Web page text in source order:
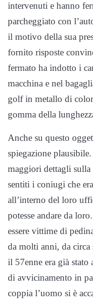
intervenuti e hanno
parcheggiato con
il motivo della sua
fornito risposte
fermato ha indotto i
macchina e nel
golf in metallo di
gomma della
Anche su questo
spiegazione
maggiori dettagli
sentiti i coniugi che
all’interno del loro
potesse andare da
essere vittime di
da molti anni, da
il 57enne era già stato
di avvicinamento in
coppia l’uomo si è